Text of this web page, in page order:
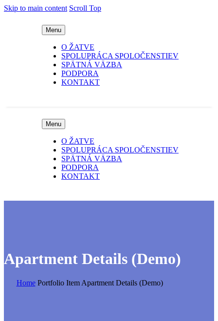
Skip to main content Scroll Top
Menu
O ŽATVE
SPOLUPRÁCA SPOLOČENSTIEV
SPÄTNÁ VÄZBA
PODPORA
KONTAKT
Menu
O ŽATVE
SPOLUPRÁCA SPOLOČENSTIEV
SPÄTNÁ VÄZBA
PODPORA
KONTAKT
Apartment Details (Demo)
Home Portfolio Item Apartment Details (Demo)